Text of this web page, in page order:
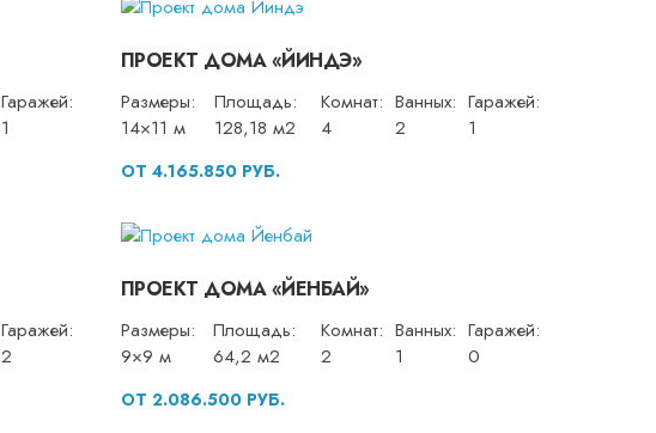
Гаражей:
1
ПРОЕКТ ДОМА «ЙИНДЭ»
Размеры:
14×11 м
Площадь:
128,18 м2
Комнат:
4
Ванных:
2
Гаражей:
1
ОТ 4.165.850 РУБ.
Гаражей:
2
ПРОЕКТ ДОМА «ЙЕНБАЙ»
Размеры:
9×9 м
Площадь:
64,2 м2
Комнат:
2
Ванных:
1
Гаражей:
0
ОТ 2.086.500 РУБ.